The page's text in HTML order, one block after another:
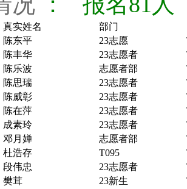
真实姓名 部门
陈东平 23志愿
陈丰华 23志愿者
陈乐波 志愿者部
陈思瑞 23志愿者
陈威彰 23志愿者
陈在萍 23志愿者
成素玲 23志愿者
邓月婵 志愿者部
杜浩存 T095
段伟忠 23志愿者
樊茸 23新生